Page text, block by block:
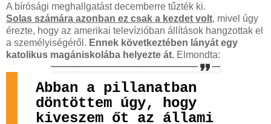
A bírósági meghallgatást decemberre tűzték ki.
Solas számára azonban ez csak a kezdet volt, mivel úgy
érezte, hogy az amerikai televízióban állítások hangzottak el
a személyiségéről. Ennek következtében lányát egy
katolikus magániskolába helyezte át. Elmondta:
Abban a pillanatban
döntöttem úgy, hogy
kiveszem őt az állami